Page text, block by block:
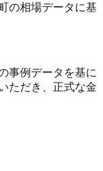
の相場データに基
事例データを基に
ただき、正式な金